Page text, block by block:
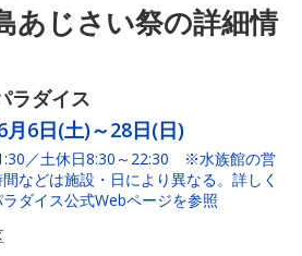
あじさい祭の詳細情
ラダイス
月6日(土)～28日(日)
／土休日8:30～22:30 ※水族館の営
などは施設・日により異なる。詳しく
ダイス公式Webページを参照